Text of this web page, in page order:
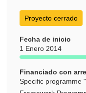
Proyecto cerrado
Fecha de inicio
1 Enero 2014
Financiado con
Specific programme